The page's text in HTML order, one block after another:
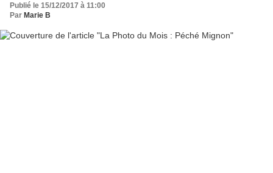
Publié le 15/12/2017 à 11:00
Par Marie B